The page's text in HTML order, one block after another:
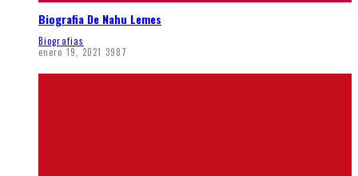
Biografia De Nahu Lemes
Biografias
enero 19, 2021 3987